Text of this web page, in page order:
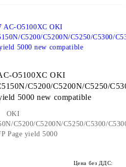
O5100XC OKI
C5200/C5200N/C5250/
5000 new compatible
OKI
C5200/C5200N/C5250/C5300/
Page yield 5000
Цена без ДДС: